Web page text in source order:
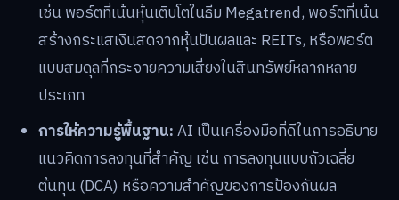
เช่น พอร์ตที่เน้นหุ้นเติบโตในธีม Megatrend, พอร์ตที่เน้น
สร้างกระแสเงินสดจากหุ้นปันผลและ REITs, หรือพอร์ต
แบบสมดุลที่กระจายความเสี่ยงในสินทรัพย์หลากหลาย
ประเภท
การให้ความรู้พื้นฐาน:AI เป็นเครื่องมือที่ดีในการอธิบาย
แนวคิดการลงทุนที่สำคัญ เช่น การลงทุนแบบถัวเฉลี่ย
ต้นทุน (DCA) หรือความสำคัญของการป้องกันผล